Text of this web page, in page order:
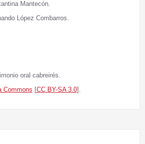
Mantecón.
López Combarros.
oral cabreirés.
Commons [CC BY-SA 3.0].